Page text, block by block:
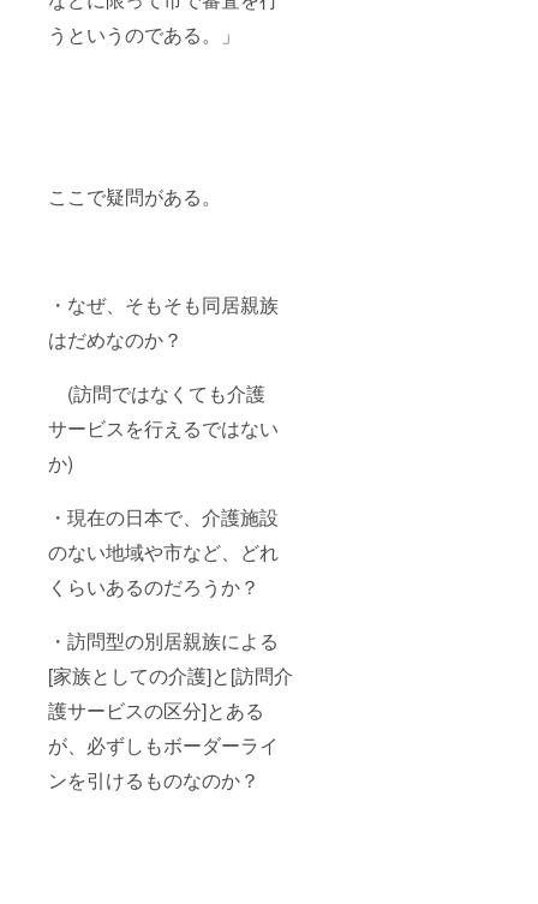
うというのである。」
ここで疑問がある。
・なぜ、そもそも同居親族
はだめなのか？
(訪問ではなくても介護
サービスを行えるではない
か)
・現在の日本で、介護施設
のない地域や市など、どれ
くらいあるのだろうか？
・訪問型の別居親族による
[家族としての介護]と[訪問介
護サービスの区分]とある
が、必ずしもボーダーライ
ンを引けるものなのか？